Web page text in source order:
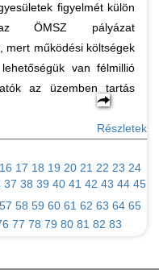
figyelmét külön
ÖMSZ pályázat
mert működési költségek
van félmillió
az üzemben tartás
Részletek
16 17 18 19 20 21 22 23 24
37 38 39 40 41 42 43 44 45
57 58 59 60 61 62 63 64 65
77 78 79 80 81 82 83